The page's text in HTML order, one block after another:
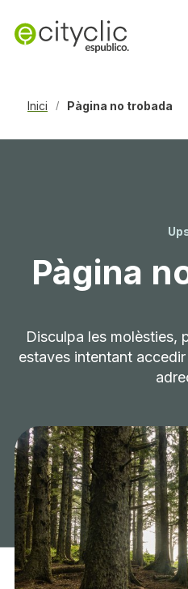
Inici / Pàgina no trobada
Pàgina
Disculpa les molèsties,
estaves intentant